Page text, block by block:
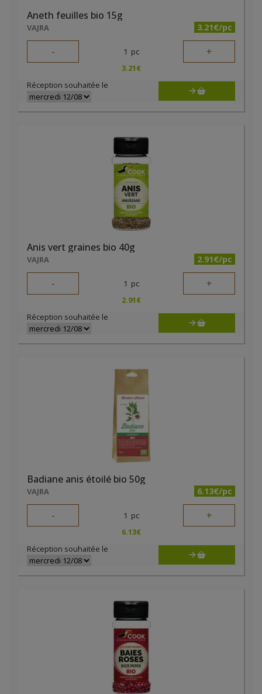
Aneth feuilles bio 15g
VAJRA 3.21€/pc
- 1 pc +
3.21€
Réception souhaitée le
Anis vert graines bio 40g
VAJRA 2.91€/pc
- 1 pc +
2.91€
Réception souhaitée le
Badiane anis étoilé bio 50g
VAJRA 6.13€/pc
- 1 pc +
6.13€
Réception souhaitée le